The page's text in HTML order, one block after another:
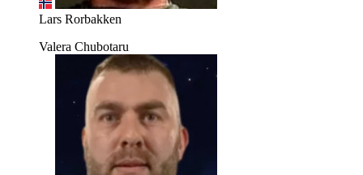
Lars Rorbakken
Valera Chubotaru